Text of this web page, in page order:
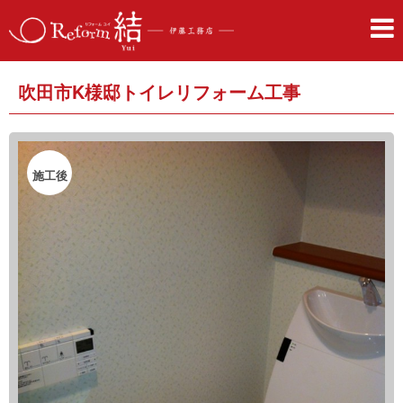
吹田市K様邸トイレリフォーム工事
施工後